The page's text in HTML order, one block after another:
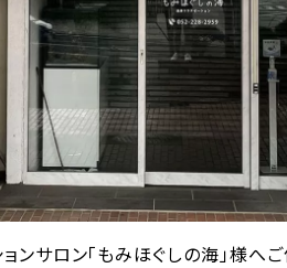
サロン「もみほぐしの海」様へ